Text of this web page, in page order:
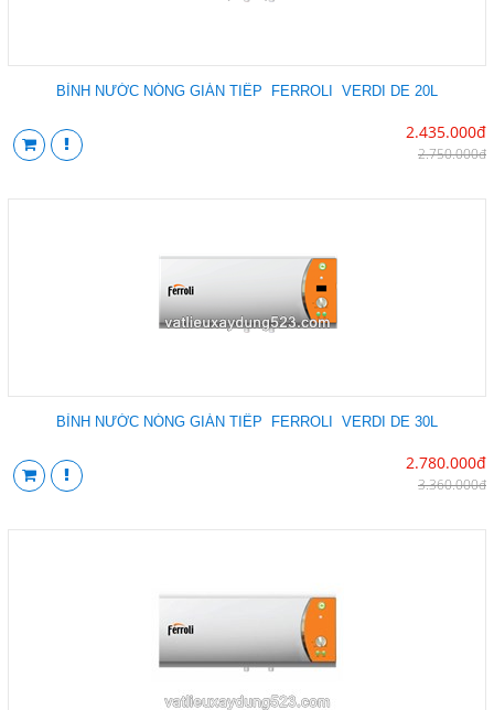
BÌNH NƯỚC NÓNG GIÁN TIẾP FERROLI VERDI DE 20L
2.435.000đ
2.750.000đ
BÌNH NƯỚC NÓNG GIÁN TIẾP FERROLI VERDI DE 30L
2.780.000đ
3.360.000đ